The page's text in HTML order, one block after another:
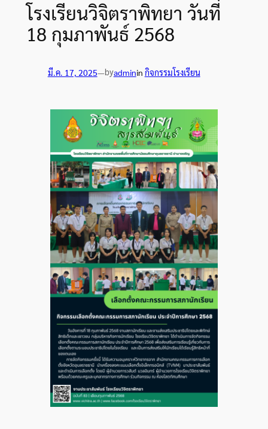
โรงเรียนวิจิตราพิทยา วันที่
18 กุมภาพันธ์ 2568
มี.ค. 17, 2025—byadminin กิจกรรมโรงเรียน